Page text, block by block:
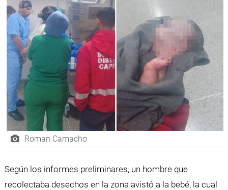
Roman Camacho
Según los informes preliminares, un hombre que
recolectaba desechos en la zona avistó a la bebé, la cual